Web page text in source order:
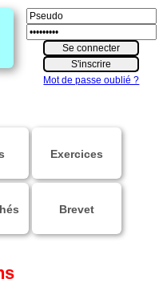
Mot de passe oublié ?
Exercices
Brevet